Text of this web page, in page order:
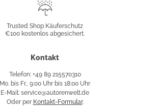
Käuferschutz
Trusted Shop Käuferschutz
€100 kostenlos abgesichert.
Kontakt
Telefon: +49 89 215570310
Mo. bis Fr., 9:00 Uhr bis 18:00 Uhr
E-Mail: service@autorenwelt.de
Oder per Kontakt-Formular.